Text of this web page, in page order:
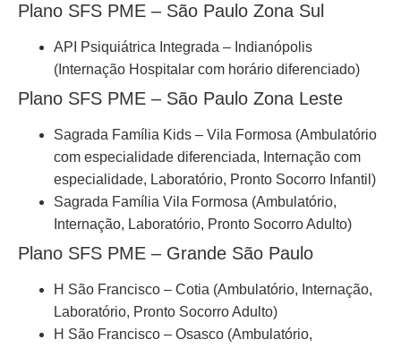
Plano SFS PME – São Paulo Zona Sul
API Psiquiátrica Integrada – Indianópolis
(Internação Hospitalar com horário diferenciado)
Plano SFS PME – São Paulo Zona Leste
Sagrada Família Kids – Vila Formosa (Ambulatório
com especialidade diferenciada, Internação com
especialidade, Laboratório, Pronto Socorro Infantil)
Sagrada Família Vila Formosa (Ambulatório,
Internação, Laboratório, Pronto Socorro Adulto)
Plano SFS PME – Grande São Paulo
H São Francisco – Cotia (Ambulatório, Internação,
Laboratório, Pronto Socorro Adulto)
H São Francisco – Osasco (Ambulatório,